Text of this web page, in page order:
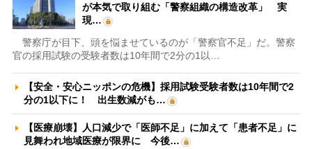
が本気で取り組む「警察組織の構造改革」 実
現…
警察庁が目下、頭を悩ませているのが「警察官不足」だ。警察
官の採用試験の受験者数は10年間で2分の1以…
【安全・安心ニッポンの危機】採用試験受験者数は10年間で2
分の1以下に！ 出生数減がも…
【医療崩壊】人口減少で「医師不足」に加えて「患者不足」に
見舞われ地域医療が限界に 今後…